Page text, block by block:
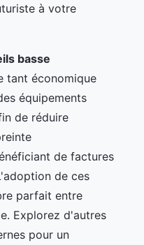
à votre
basse
tant économique
équipements
de réduire
de factures
de ces
parfait entre
Explorez d'autres
pour un